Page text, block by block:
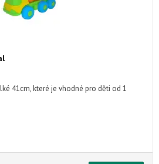
41cm, které je vhodné pro děti od 1